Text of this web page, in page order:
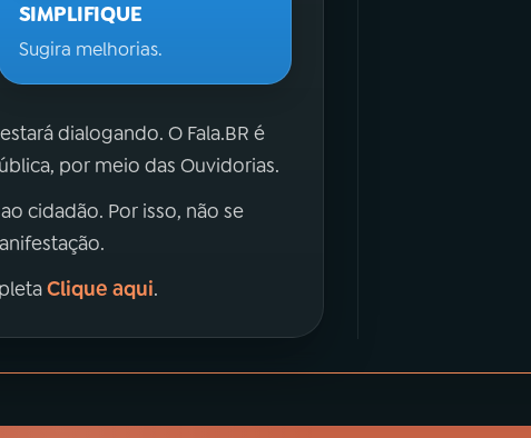
SIMPLIFIQUE
Sugira melhorias.
dialogando. O Fala.BR é
por meio das Ouvidorias.
cidadão. Por isso, não se
Clique aqui.